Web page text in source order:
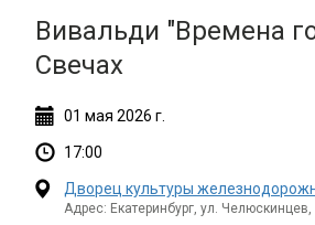
Вивальди "Времена
Свечах
01 мая 2026 г.
17:00
Дворец культуры
Адрес: Екатеринбург, ул.